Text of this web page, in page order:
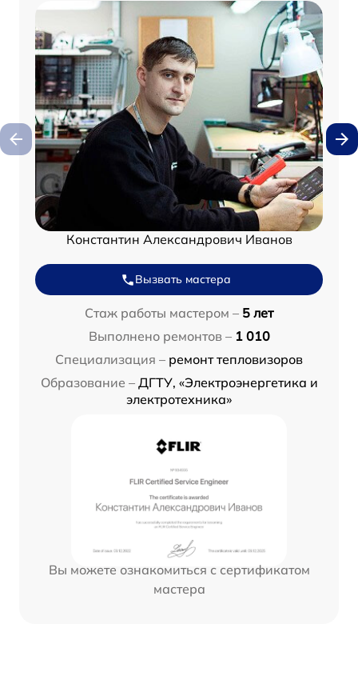
Константин Александрович Иванов
Вызвать мастера
Стаж работы мастером – 5 лет
Выполнено ремонтов – 1 010
Специализация – ремонт тепловизоров
Образование – ДГТУ, «Электроэнергетика и
электротехника»
Вы можете ознакомиться с сертификатом
мастера